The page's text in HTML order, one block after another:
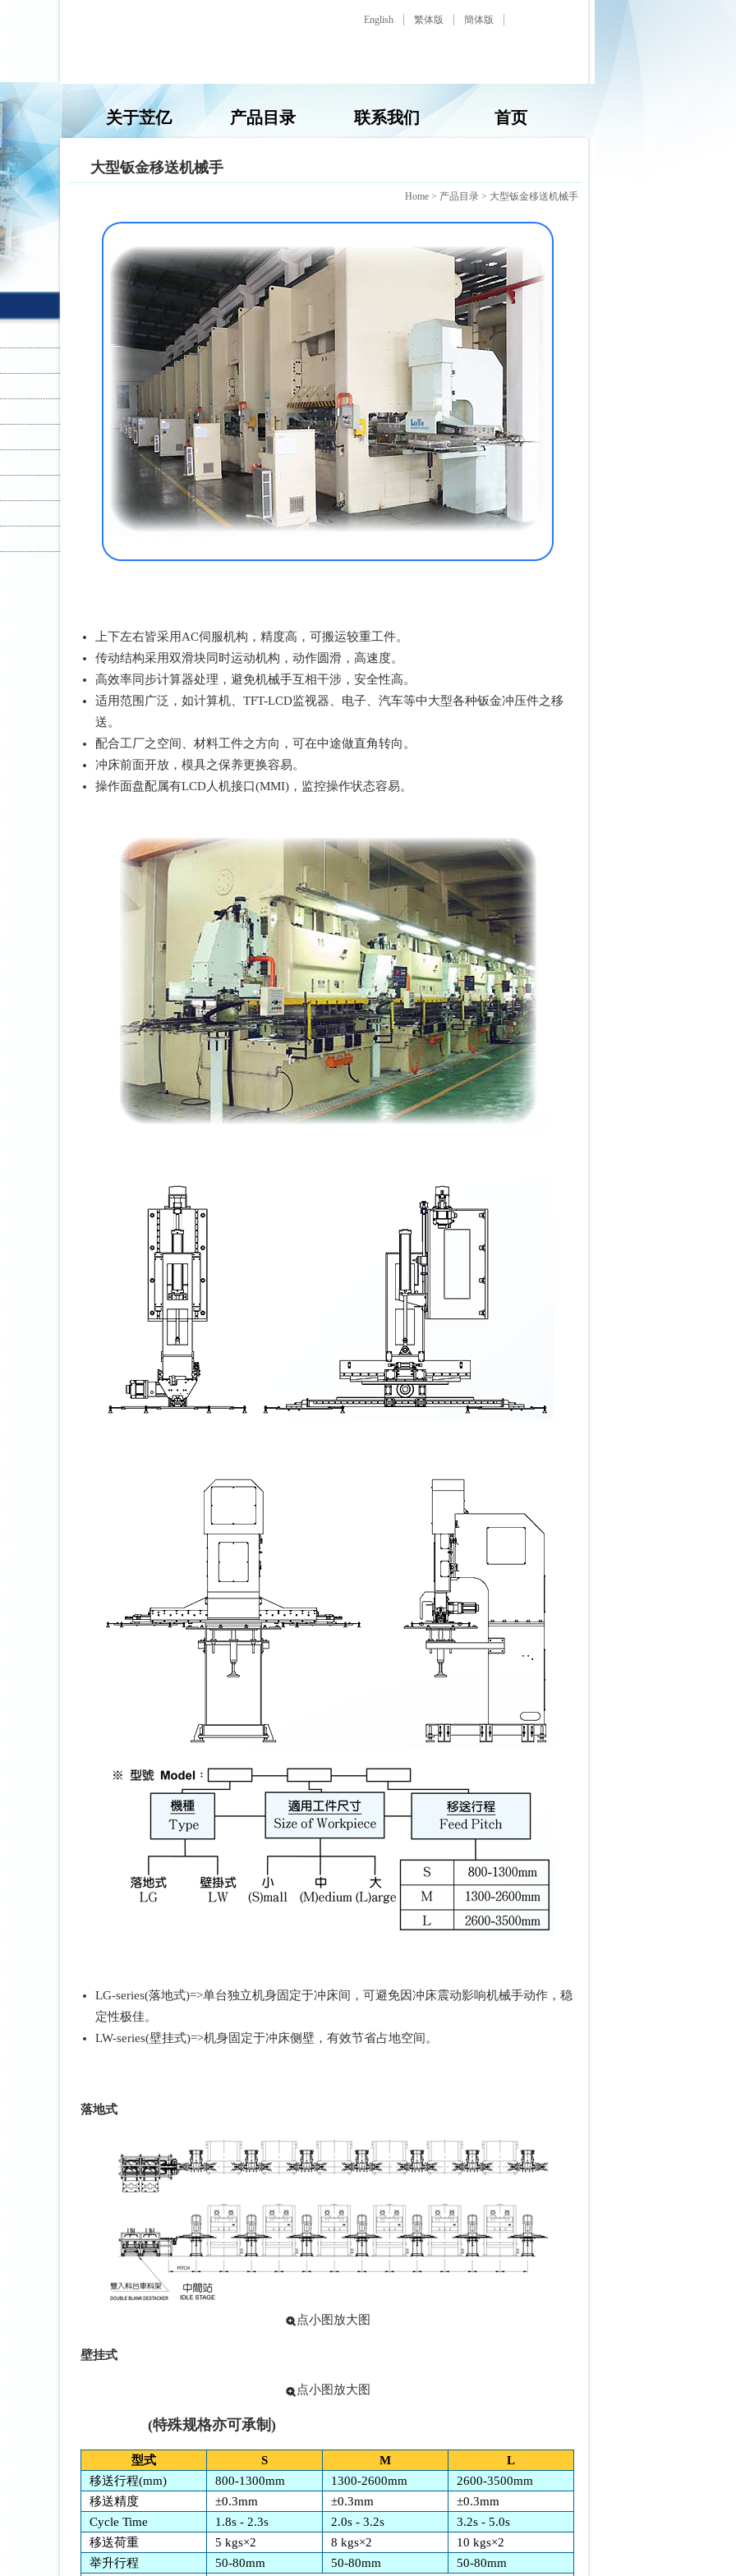
English 繁体版 簡体版
关于苙亿 产品目录 联系我们 首页
大型钣金移送机械手
Home > 产品目录 > 大型钣金移送机械手
上下左右皆采用AC伺服机构，精度高，可搬运较重工件。
传动结构采用双滑块同时运动机构，动作圆滑，高速度。
高效率同步计算器处理，避免机械手互相干涉，安全性高。
适用范围广泛，如计算机、TFT-LCD监视器、电子、汽车等中大型各种钣金冲压件之移
送。
配合工厂之空间、材料工件之方向，可在中途做直角转向。
冲床前面开放，模具之保养更换容易。
操作面盘配属有LCD人机接口(MMI)，监控操作状态容易。
LG-series(落地式)=>单台独立机身固定于冲床间，可避免因冲床震动影响机械手动作，稳
定性极佳。
LW-series(壁挂式)=>机身固定于冲床侧壁，有效节省占地空间。
落地式
点小图放大图
壁挂式
点小图放大图
(特殊规格亦可承制)
型式 S M
L
移送行程(mm)
800-1300mm 1300-2600mm
2600-3500mm
移送精度
±0.3mm ±0.3mm
±0.3mm
Cycle Time
1.8s - 2.3s 2.0s - 3.2s
3.2s - 5.0s
移送荷重
5 kgs×2 8 kgs×2
10 kgs×2
举升行程
50-80mm 50-80mm 50-80mm